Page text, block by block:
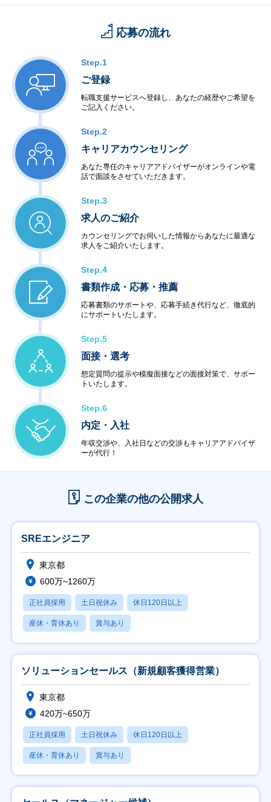
応募の流れ
Step.1
ご登録
転職支援サービスへ登録し、あなたの経歴やご希望を
ご記入ください。
Step.2
キャリアカウンセリング
あなた専任のキャリアアドバイザーがオンラインや電
話で面談をさせていただきます。
Step.3
求人のご紹介
カウンセリングでお伺いした情報からあなたに最適な
求人をご紹介いたします。
Step.4
書類作成・応募・推薦
応募書類のサポートや、応募手続き代行など、徹底的
にサポートいたします。
Step.5
面接・選考
想定質問の提示や模擬面接などの面接対策で、サポー
トいたします。
Step.6
内定・入社
年収交渉や、入社日などの交渉もキャリアアドバイザ
ーが代行！
この企業の他の公開求人
SREエンジニア
東京都
600万~1260万
正社員採用 土日祝休み 休日120日以上
産休・育休あり 賞与あり
ソリューションセールス（新規顧客獲得営業）
東京都
420万~650万
正社員採用 土日祝休み 休日120日以上
産休・育休あり 賞与あり